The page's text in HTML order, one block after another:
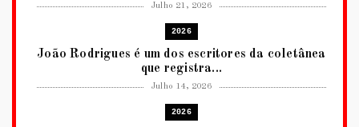
Julho 21, 2026
2026
João Rodrigues é um dos escritores da coletânea
que registra...
Julho 14, 2026
2026